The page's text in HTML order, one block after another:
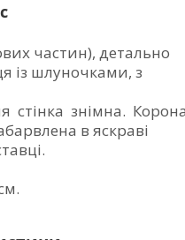
частин), детально
із шлуночками, з
знімна.
в яскраві